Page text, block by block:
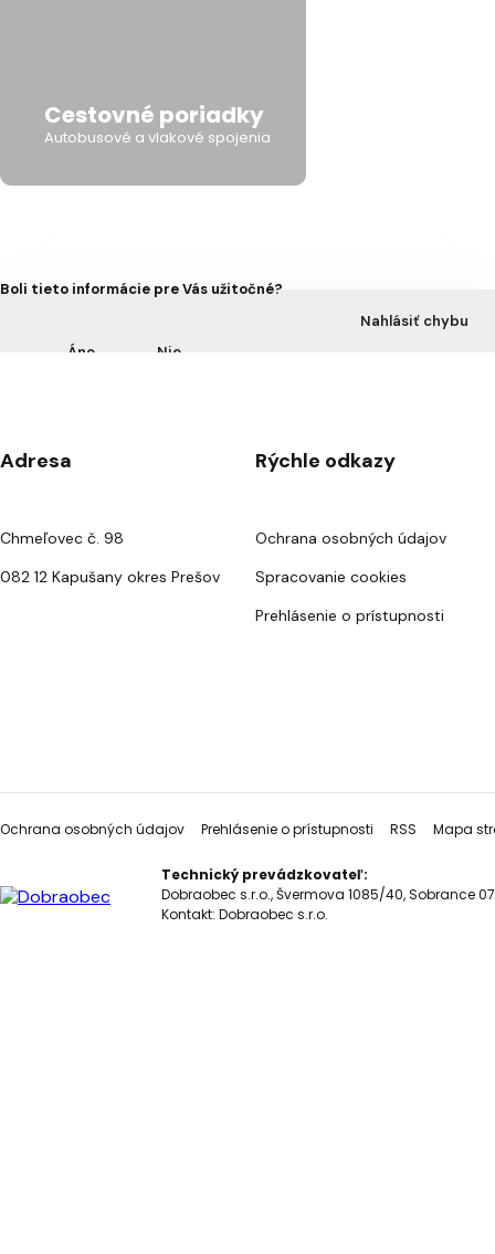
Cestovné poriadky
Autobusové a vlakové spojenia
Boli tieto informácie pre Vás užitočné?
Áno Nie
Nahlásiť chybu
Adresa
Chmeľovec č. 98
082 12 Kapušany okres Prešov
Rýchle odkazy
Ochrana osobných údajov
Spracovanie cookies
Prehlásenie o prístupnosti
Ochrana osobných údajov Prehlásenie o prístupnosti RSS Mapa
Technický prevádzkovateľ:
Dobraobec s.r.o., Švermova 1085/40, Sobrance
Kontakt: Dobraobec s.r.o.